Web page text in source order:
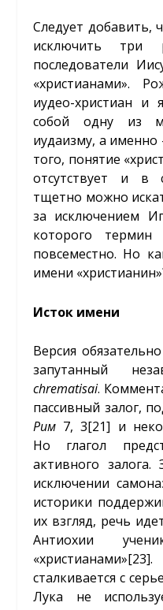
Следует добавить,
исключить три
последователи
«христианами».
иудео-христиан и
собой одну из
иудаизму, а
того, понятие
отсутствует и в
тщетно можно
за исключением
которого термин
повсеместно. Но
имени
Исток имени
Версия
запутанный
chrematisai.
пассивный залог,
Рим 7, 3[21] и
Но глагол
активного
исключении
историки
их взгляд, речь
Антиохии
«христианами»[23].
сталкивается с
Лука не